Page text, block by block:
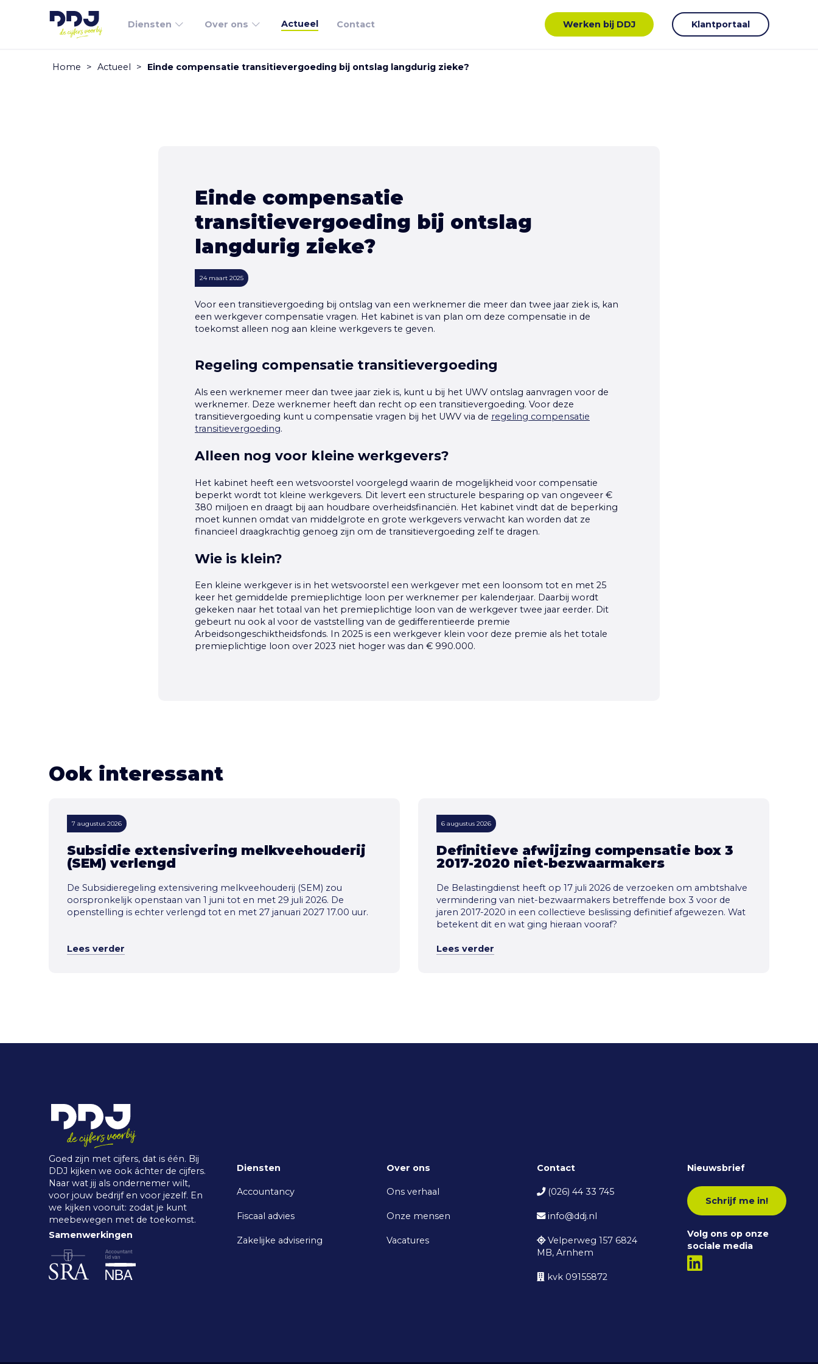
Diensten Over ons Actueel Contact Werken bij DDJ Klantportaal
Home > Actueel > Einde compensatie transitievergoeding bij ontslag langdurig zieke?
Einde compensatie
transitievergoeding bij ontslag
langdurig zieke?
24 maart 2025
Voor een transitievergoeding bij ontslag van een werknemer die meer dan twee jaar ziek is, kan
een werkgever compensatie vragen. Het kabinet is van plan om deze compensatie in de
toekomst alleen nog aan kleine werkgevers te geven.
Regeling compensatie transitievergoeding
Als een werknemer meer dan twee jaar ziek is, kunt u bij het UWV ontslag aanvragen voor de
werknemer. Deze werknemer heeft dan recht op een transitievergoeding. Voor deze
transitievergoeding kunt u compensatie vragen bij het UWV via de regeling compensatie
transitievergoeding.
Alleen nog voor kleine werkgevers?
Het kabinet heeft een wetsvoorstel voorgelegd waarin de mogelijkheid voor compensatie
beperkt wordt tot kleine werkgevers. Dit levert een structurele besparing op van ongeveer €
380 miljoen en draagt bij aan houdbare overheidsfinanciën. Het kabinet vindt dat de beperking
moet kunnen omdat van middelgrote en grote werkgevers verwacht kan worden dat ze
financieel draagkrachtig genoeg zijn om de transitievergoeding zelf te dragen.
Wie is klein?
Een kleine werkgever is in het wetsvoorstel een werkgever met een loonsom tot en met 25
keer het gemiddelde premieplichtige loon per werknemer per kalenderjaar. Daarbij wordt
gekeken naar het totaal van het premieplichtige loon van de werkgever twee jaar eerder. Dit
gebeurt nu ook al voor de vaststelling van de gedifferentieerde premie
Arbeidsongeschiktheidsfonds. In 2025 is een werkgever klein voor deze premie als het totale
premieplichtige loon over 2023 niet hoger was dan € 990.000.
Ook interessant
7 augustus 2026
Subsidie extensivering melkveehouderij
(SEM) verlengd
De Subsidieregeling extensivering melkveehouderij (SEM) zou
oorspronkelijk openstaan van 1 juni tot en met 29 juli 2026. De
openstelling is echter verlengd tot en met 27 januari 2027 17.00 uur.
Lees verder
6 augustus 2026
Definitieve afwijzing compensatie box 3
2017-2020 niet-bezwaarmakers
De Belastingdienst heeft op 17 juli 2026 de verzoeken om ambtshalve
vermindering van niet-bezwaarmakers betreffende box 3 voor de
jaren 2017-2020 in een collectieve beslissing definitief afgewezen. Wat
betekent dit en wat ging hieraan vooraf?
Lees verder
Goed zijn met cijfers, dat is één. Bij
DDJ kijken we ook áchter de cijfers.
Naar wat jij als ondernemer wilt,
voor jouw bedrijf en voor jezelf. En
we kijken vooruit: zodat je kunt
meebewegen met de toekomst.
Samenwerkingen
Diensten
Accountancy
Fiscaal advies
Zakelijke advisering
Over ons
Ons verhaal
Onze mensen
Vacatures
Contact
(026) 44 33 745
info@ddj.nl
Velperweg 157 6824
MB, Arnhem
kvk 09155872
Nieuwsbrief
Schrijf me in!
Volg ons op onze
sociale media